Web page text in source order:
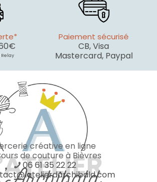
Paiement sécurisé
CB, Visa
Mastercard, Paypal
créative en ligne
de couture à Bièvres
06 61 35 22 22